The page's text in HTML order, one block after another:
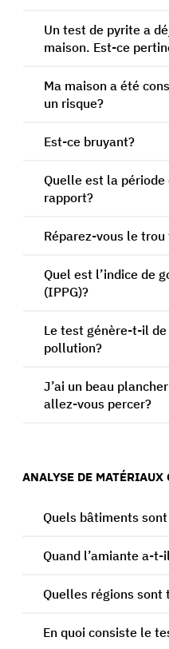
Un test de pyrite a
maison. Est-ce
Ma maison a été
un risque?
Est-ce bruyant?
Quelle est la
rapport?
Réparez-vous le
Quel est l’indice de
(IPPG)?
Le test génère-t-il
pollution?
J’ai un beau
allez-vous percer?
ANALYSE DE
Quels bâtiments
Quand l’amiante a-
Quelles régions sont
En quoi consiste le